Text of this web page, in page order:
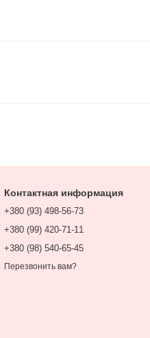
Контактная информация
+380 (93) 498-56-73
+380 (99) 420-71-11
+380 (98) 540-65-45
Перезвонить вам?